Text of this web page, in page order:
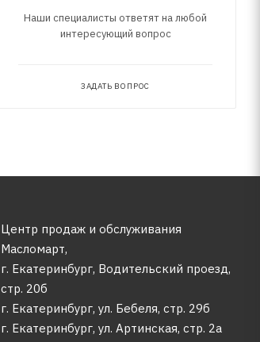
Наши специалисты ответят на любой
интересующий вопрос
ЗАДАТЬ ВОПРОС
Центр продаж и обслуживания
Масломарт,
г. Екатеринбург, Водительский проезд,
стр. 20б
г. Екатеринбург, ул. Бебеля, стр. 29б
г. Екатеринбург, ул. Артинская, стр. 2а